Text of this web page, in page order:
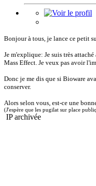
Bonjour à tous, je lance ce petit
Je m'explique: Je suis très
Mass Effect. Je veux pas avoir
Donc je me dis que si Bioware
conserver.
Alors selon vous, est-ce une
(J'espère que les pugilat sur place
IP archivée